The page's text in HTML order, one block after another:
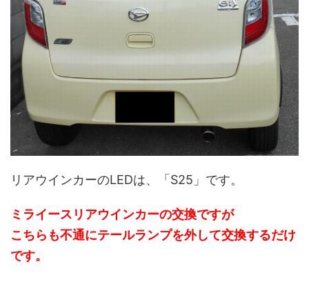
リアウインカーのLEDは、「S25」です。
ミライースリアウインカーの交換ですが
こちらも不通にテールランプを外して交換するだけ
です。